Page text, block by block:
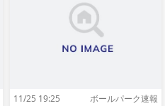
11/25 19:25 ボールパーク速報